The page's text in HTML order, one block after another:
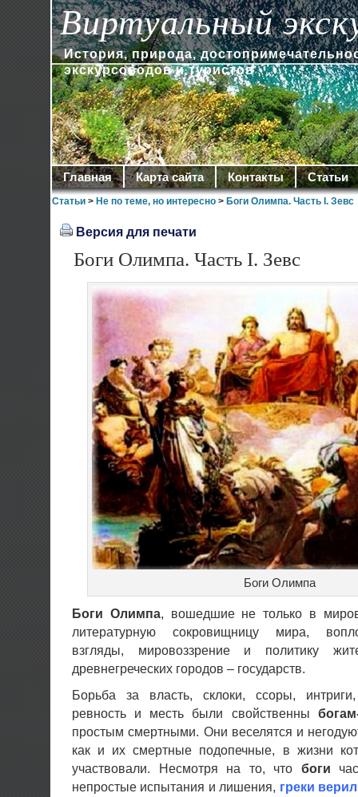
Виртуальный
История, природа,
экскурсоводов и туристов
Главная Карта сайта Контакты Статьи
Статьи > Не по теме, но интересно > Боги Олимпа. Часть I. Зевс
Версия для печати
Боги Олимпа. Часть I. Зевс
Боги Олимпа
Боги Олимпа, вошедшие не только в
литературную сокровищницу мира,
взгляды, мировоззрение и политику
древнегреческих городов – государств.
Борьба за власть, склоки, ссоры,
ревность и месть были свойственны
простым смертными. Они веселятся и
как и их смертные подопечные, в жизни
участвовали. Несмотря на то, что боги
непростые испытания и лишения, греки